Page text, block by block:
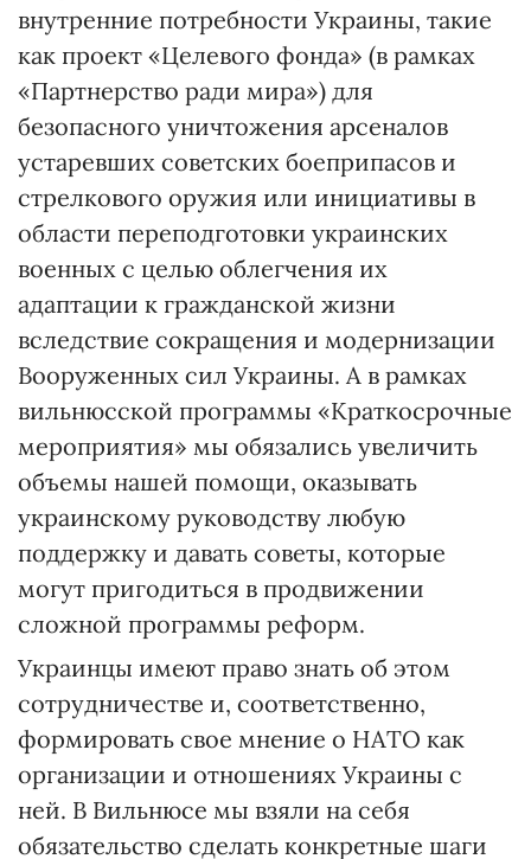
внутренние потребности Украины, такие
как проект «Целевого фонда» (в рамках
«Партнерство ради мира») для
безопасного уничтожения арсеналов
устаревших советских боеприпасов и
стрелкового оружия или инициативы в
области переподготовки украинских
военных с целью облегчения их
адаптации к гражданской жизни
вследствие сокращения и модернизации
Вооруженных сил Украины. А в рамках
вильнюсской программы «Краткосрочные
мероприятия» мы обязались увеличить
объемы нашей помощи, оказывать
украинскому руководству любую
поддержку и давать советы, которые
могут пригодиться в продвижении
сложной программы реформ.
Украинцы имеют право знать об этом
сотрудничестве и, соответственно,
формировать свое мнение о НАТО как
организации и отношениях Украины с
ней. В Вильнюсе мы взяли на себя
обязательство сделать конкретные шаги